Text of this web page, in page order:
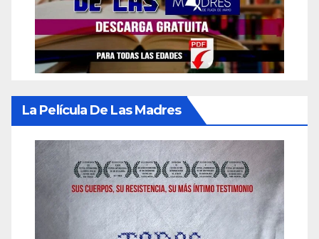
La Película De Las Madres